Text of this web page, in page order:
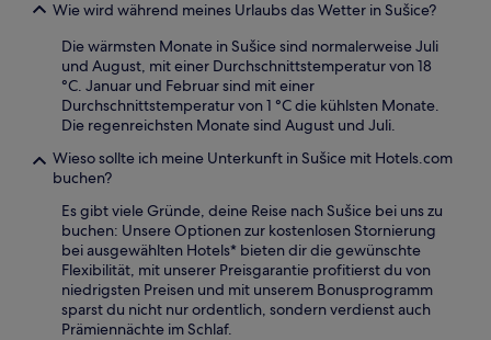
Wie wird während meines Urlaubs das Wetter in Sušice?
Die wärmsten Monate in Sušice sind normalerweise Juli
und August, mit einer Durchschnittstemperatur von 18
°C. Januar und Februar sind mit einer
Durchschnittstemperatur von 1 °C die kühlsten Monate.
Die regenreichsten Monate sind August und Juli.
Wieso sollte ich meine Unterkunft in Sušice mit Hotels.com
buchen?
Es gibt viele Gründe, deine Reise nach Sušice bei uns zu
buchen: Unsere Optionen zur kostenlosen Stornierung
bei ausgewählten Hotels* bieten dir die gewünschte
Flexibilität, mit unserer Preisgarantie profitierst du von
niedrigsten Preisen und mit unserem Bonusprogramm
sparst du nicht nur ordentlich, sondern verdienst auch
Prämiennächte im Schlaf.